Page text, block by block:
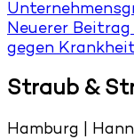
Neuerer Beitrag
gegen
Straub &
Hamburg |